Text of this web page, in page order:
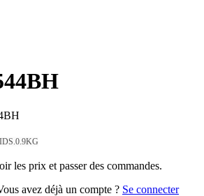
les prix et passer des commandes.
avez déjà un compte ? Se connecter